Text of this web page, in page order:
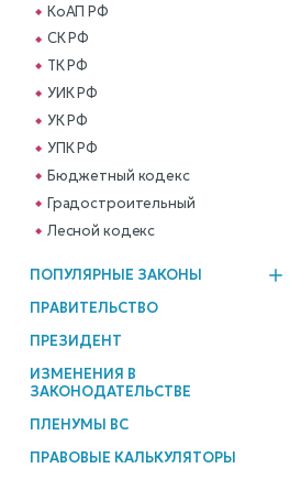
КоАП РФ
СК РФ
ТК РФ
УИК РФ
УК РФ
УПК РФ
Бюджетный кодекс
Градостроительный
Лесной кодекс
ПОПУЛЯРНЫЕ ЗАКОНЫ
ПРАВИТЕЛЬСТВО
ПРЕЗИДЕНТ
ИЗМЕНЕНИЯ В
ЗАКОНОДАТЕЛЬСТВЕ
ПЛЕНУМЫ ВС
ПРАВОВЫЕ КАЛЬКУЛЯТОРЫ